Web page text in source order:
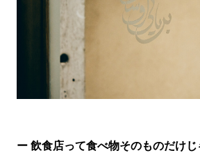
ー 飲食店って食べ物そのものだけ